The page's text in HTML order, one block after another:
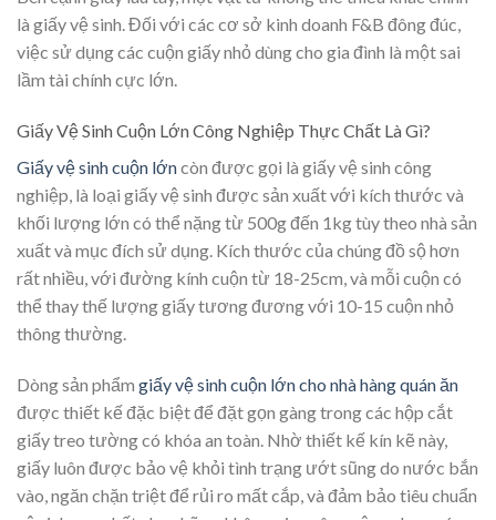
là giấy vệ sinh. Đối với các cơ sở kinh doanh F&B đông đúc,
việc sử dụng các cuộn giấy nhỏ dùng cho gia đình là một sai
lầm tài chính cực lớn.
Giấy Vệ Sinh Cuộn Lớn Công Nghiệp Thực Chất Là Gì?
Giấy vệ sinh cuộn lớncòn được gọi là giấy vệ sinh công
nghiệp, là loại giấy vệ sinh được sản xuất với kích thước và
khối lượng lớn có thể nặng từ 500g đến 1kg tùy theo nhà sản
xuất và mục đích sử dụng. Kích thước của chúng đồ sộ hơn
rất nhiều, với đường kính cuộn từ 18-25cm, và mỗi cuộn có
thể thay thế lượng giấy tương đương với 10-15 cuộn nhỏ
thông thường.
Dòng sản phẩm giấy vệ sinh cuộn lớn cho nhà hàng quán ăn
được thiết kế đặc biệt để đặt gọn gàng trong các hộp cắt
giấy treo tường có khóa an toàn. Nhờ thiết kế kín kẽ này,
giấy luôn được bảo vệ khỏi tình trạng ướt sũng do nước bắn
vào, ngăn chặn triệt để rủi ro mất cắp, và đảm bảo tiêu chuẩn